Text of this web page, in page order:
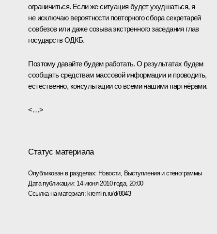
ограничиться. Если же ситуация будет ухудшаться, я
не исключаю вероятности повторного сбора секретарей
совбезов или даже созыва экстренного заседания глав
государств ОДКБ.
Поэтому давайте будем работать. О результатах будем
сообщать средствам массовой информации и проводить,
естественно, консультации со всеми нашими партнёрами.
<…>
Статус материала
Опубликован в разделах: Новости, Выступления и стенограммы
Дата публикации: 14 июня 2010 года, 20:00
Ссылка на материал: kremlin.ru/d/8043